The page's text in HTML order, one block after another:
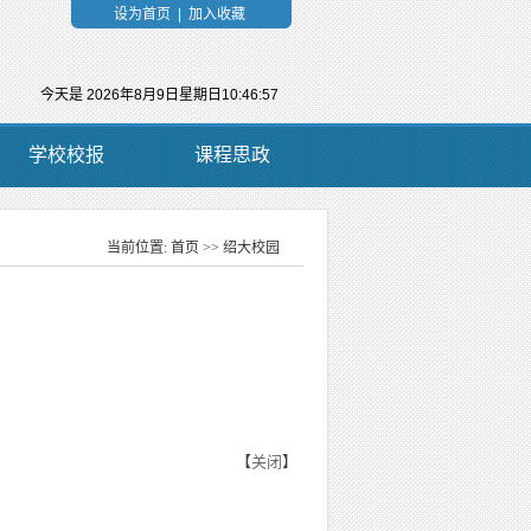
设为首页 加入收藏
今天是2026年8月9日星期日10:46:57
学校校报 课程思政
当前位置: 首页 >> 绍大校园
【关闭 】